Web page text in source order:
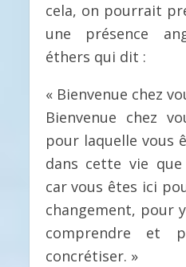
cela, on pourrait
une présence
éthers qui dit :
« Bienvenue chez
Bienvenue chez
pour laquelle vous
dans cette vie
car vous êtes ici
changement, pour
comprendre et
concrétiser. »